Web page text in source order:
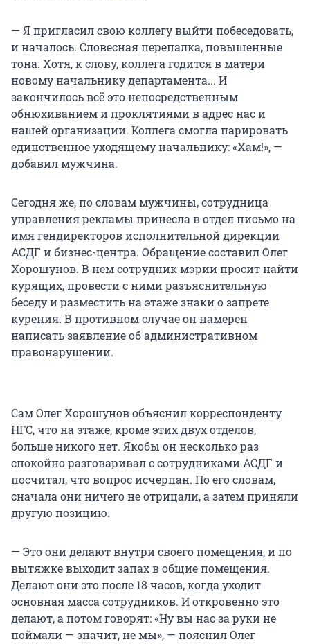
— Я пригласил свою коллегу выйти побеседовать,
и началось. Словесная перепалка, повышенные
тона. Хотя, к слову, коллега годится в матери
новому начальнику департамента... И
закончилось всё это непосредственным
обнюхиванием и проклятиями в адрес нас и
нашей организации. Коллега смогла парировать
единственное уходящему начальнику: «Хам!», —
добавил мужчина.
Сегодня же, по словам мужчины, сотрудница
управления рекламы принесла в отдел письмо на
имя гендиректоров исполнительной дирекции
АСДГ и бизнес-центра. Обращение составил Олег
Хорошунов. В нем сотрудник мэрии просит найти
курящих, провести с ними разъяснительную
беседу и разместить на этаже знаки о запрете
курения. В противном случае он намерен
написать заявление об административном
правонарушении.
Сам Олег Хорошунов объяснил корреспонденту
НГС, что на этаже, кроме этих двух отделов,
больше никого нет. Якобы он несколько раз
спокойно разговаривал с сотрудниками АСДГ и
посчитал, что вопрос исчерпан. По его словам,
сначала они ничего не отрицали, а затем приняли
другую позицию.
— Это они делают внутри своего помещения, и по
вытяжке выходит запах в общие помещения.
Делают они это после 18 часов, когда уходит
основная масса сотрудников. И откровенно это
делают, а потом говорят: «Ну вы нас за руки не
поймали — значит, не мы», — пояснил Олег